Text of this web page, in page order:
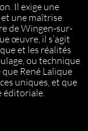
Il exige une
une maîtrise
de Wingen-sur-
œuvre, il s’agit
et les réalités
ou technique
René Lalique
uniques, et que
éditoriale.